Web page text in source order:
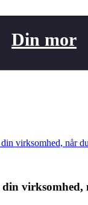
Din mor
virksomhed, når
virksomhed,